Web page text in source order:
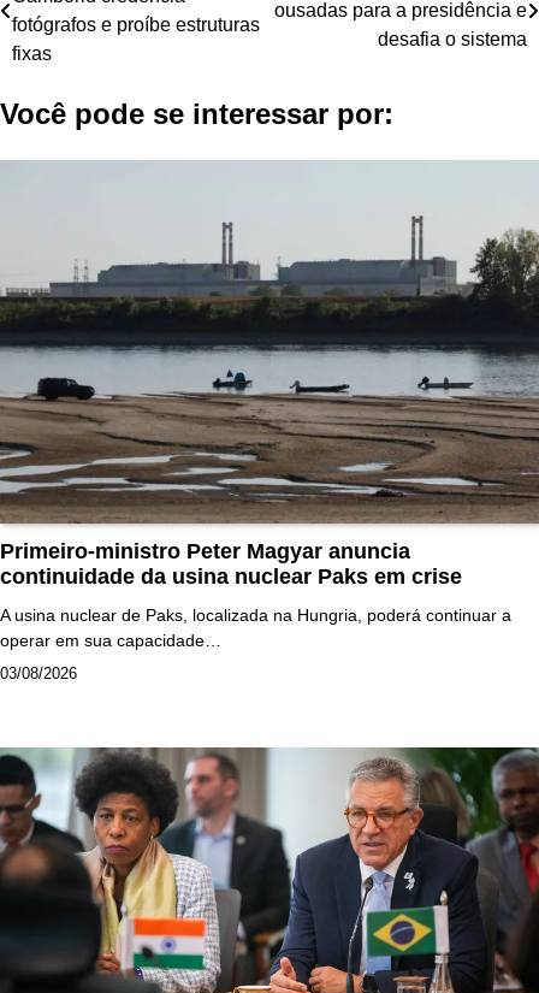
de
Post
fotógrafos e proíbe estruturas
fixas
ousadas para a presidência e
desafia o sistema
Você pode se interessar por:
Primeiro-ministro Peter Magyar anuncia
continuidade da usina nuclear Paks em crise
A usina nuclear de Paks, localizada na Hungria, poderá continuar a
operar em sua capacidade…
03/08/2026